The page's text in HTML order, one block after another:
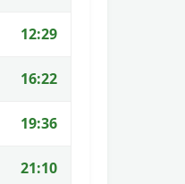
12:29
16:22
19:36
21:10